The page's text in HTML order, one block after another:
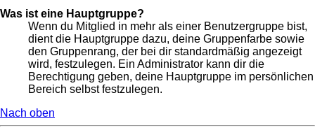
Was ist eine Hauptgruppe?
Wenn du Mitglied in mehr als einer Benutzergruppe bist,
dient die Hauptgruppe dazu, deine Gruppenfarbe sowie
den Gruppenrang, der bei dir standardmäßig angezeigt
wird, festzulegen. Ein Administrator kann dir die
Berechtigung geben, deine Hauptgruppe im persönlichen
Bereich selbst festzulegen.
Nach oben